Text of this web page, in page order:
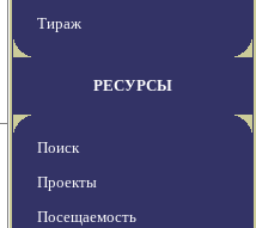
Тираж
РЕСУРСЫ
Поиск
Проекты
Посещаемость